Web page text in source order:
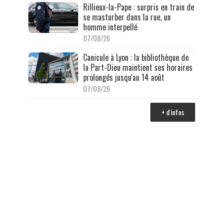
Rillieux-la-Pape : surpris en train de
se masturber dans la rue, un
homme interpellé
07/08/26
Canicule à Lyon : la bibliothèque de
la Part-Dieu maintient ses horaires
prolongés jusqu'au 14 août
07/08/26
+ d'infos